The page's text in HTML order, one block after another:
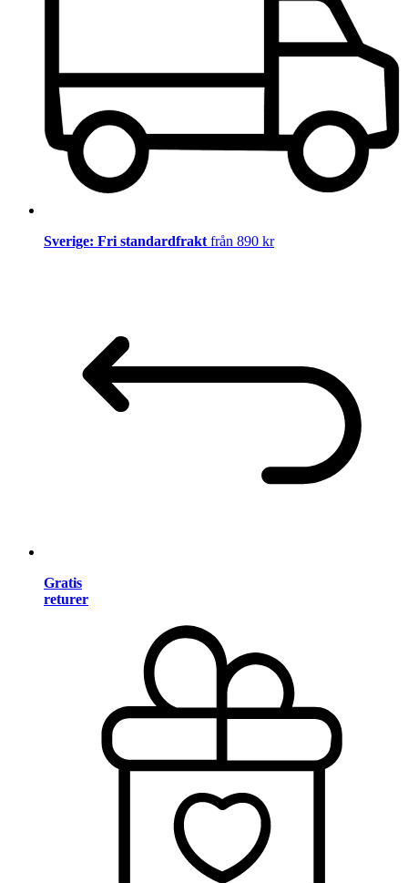
Sverige: Fri standardfrakt från 890 kr
Gratis
returer